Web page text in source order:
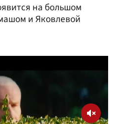
на большом
и Яковлевой